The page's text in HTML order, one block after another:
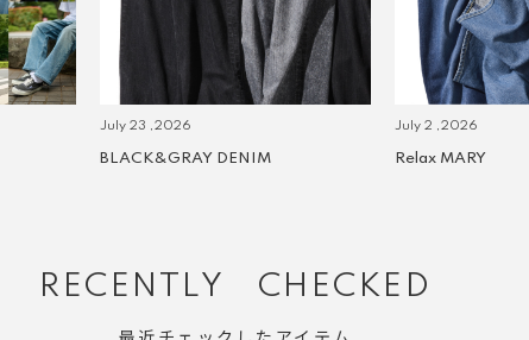
July 23 ,2026
BLACK&GRAY DENIM
July 2 ,2026
Relax MARY
RECENTLY CHECKED